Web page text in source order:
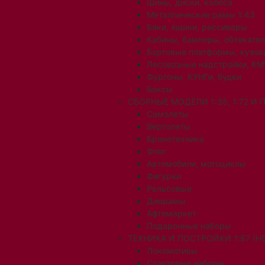
Шины, диски, колеса
Металлические рамы 1:43
Баки, ящики, рессиверы
Кабины, бамперы,
Бортовые платформы,
Лесовозные надстройки,
Фургоны, КУНГи, будки
Боксы
СБОРНЫЕ МОДЕЛИ 1:35, 1:72 И
Самолеты
Вертолеты
Бронетехника
Флот
Автомобили, мотоциклы
Фигурки
Рельсовые
Диорамы
Афтемаркет
Подарочные наборы
ТЕХНИКА И ПОСТРОЙКИ 1:87
Локомотивы
Стартовые наборы